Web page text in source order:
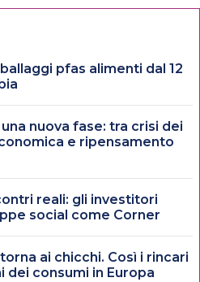
pfas alimenti dal 12
nuova fase: tra crisi dei
e ripensamento
reali: gli investitori
social come Corner
ai chicchi. Così i rincari
consumi in Europa